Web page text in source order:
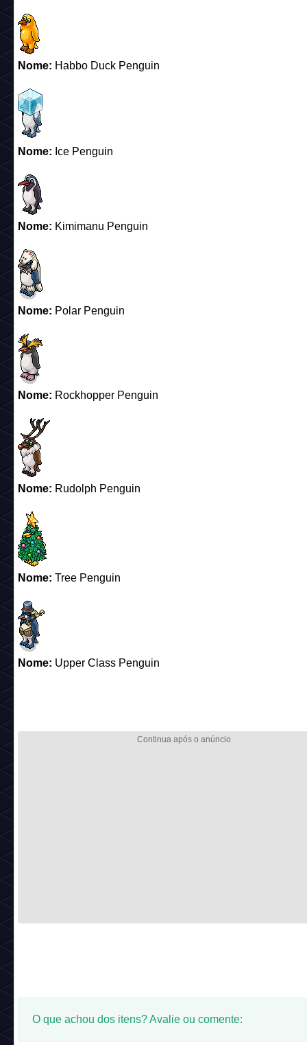
Nome: Habbo Duck Penguin
Nome: Ice Penguin
Nome: Kimimanu Penguin
Nome: Polar Penguin
Nome: Rockhopper Penguin
Nome: Rudolph Penguin
Nome: Tree Penguin
Nome: Upper Class Penguin
O que achou dos itens? Avalie ou comente: